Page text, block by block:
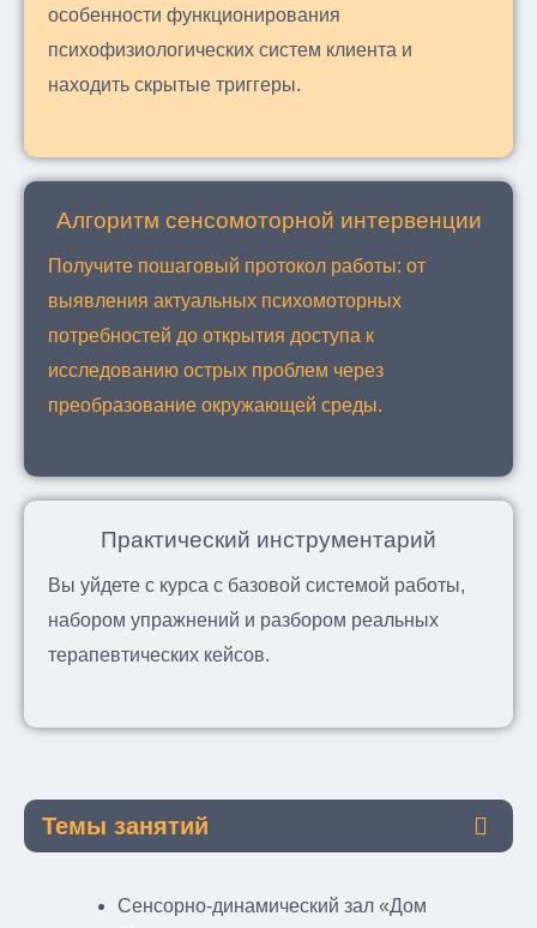
особенности функционирования
психофизиологических систем клиента и
находить скрытые триггеры.
Алгоритм сенсомоторной интервенции
Получите пошаговый протокол работы: от
выявления актуальных психомоторных
потребностей до открытия доступа к
исследованию острых проблем через
преобразование окружающей среды.
Практический инструментарий
Вы уйдете с курса с базовой системой работы,
набором упражнений и разбором реальных
терапевтических кейсов.
Темы занятий
Сенсорно-динамический зал «Дом